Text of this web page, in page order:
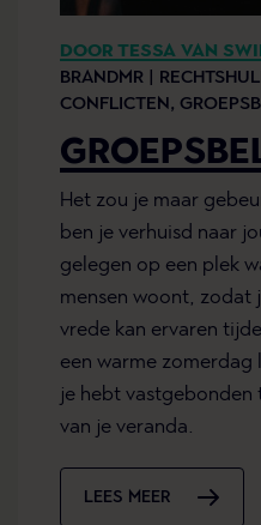
DOOR TESSA VAN
BRANDMR |
CONFLICTEN,
Het zou je maar
ben je verhuisd naar
gelegen op een plek
mensen woont, zodat
vrede kan ervaren
een warme zomerdag
je hebt vastgebonden
van je veranda.
LEES MEER